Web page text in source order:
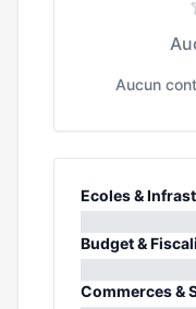
Aucun
Ecoles &
0%
Budget &
0%
Commerces &